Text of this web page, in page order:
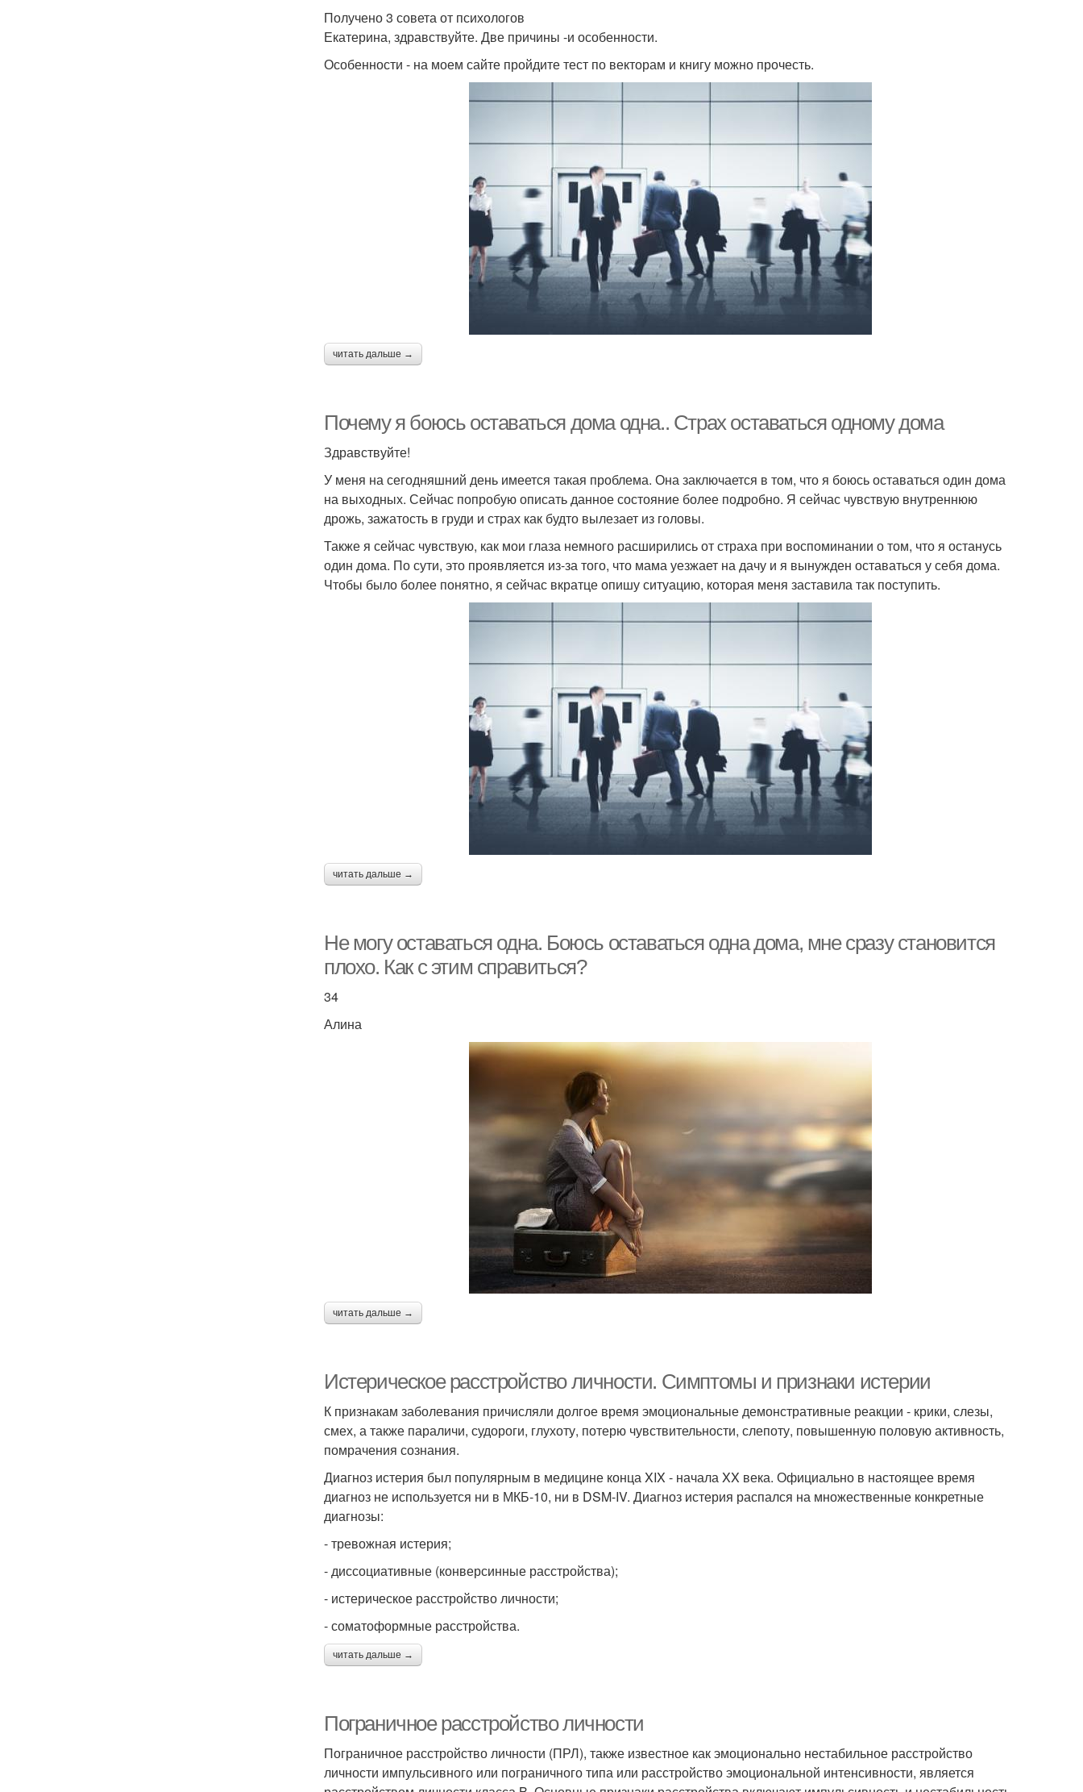
Получено 3 совета от психологов
Екатерина, здравствуйте. Две причины -и особенности.
Особенности - на моем сайте пройдите тест по векторам и книгу можно прочесть.
читать дальше →
Почему я боюсь оставаться дома одна.. Страх оставаться одному дома
Здравствуйте!
У меня на сегодняшний день имеется такая проблема. Она заключается в том, что я боюсь оставаться один дома
на выходных. Сейчас попробую описать данное состояние более подробно. Я сейчас чувствую внутреннюю
дрожь, зажатость в груди и страх как будто вылезает из головы.
Также я сейчас чувствую, как мои глаза немного расширились от страха при воспоминании о том, что я останусь
один дома. По сути, это проявляется из-за того, что мама уезжает на дачу и я вынужден оставаться у себя дома.
Чтобы было более понятно, я сейчас вкратце опишу ситуацию, которая меня заставила так поступить.
читать дальше →
Не могу оставаться одна. Боюсь оставаться одна дома, мне сразу становится
плохо. Как с этим справиться?
34
Алина
читать дальше →
Истерическое расстройство личности. Симптомы и признаки истерии
К признакам заболевания причисляли долгое время эмоциональные демонстративные реакции - крики, слезы,
смех, а также параличи, судороги, глухоту, потерю чувствительности, слепоту, повышенную половую активность,
помрачения сознания.
Диагноз истерия был популярным в медицине конца XIX - начала XX века. Официально в настоящее время
диагноз не используется ни в МКБ-10, ни в DSM-IV. Диагноз истерия распался на множественные конкретные
диагнозы:
- тревожная истерия;
- диссоциативные (конверсинные расстройства);
- истерическое расстройство личности;
- соматоформные расстройства.
читать дальше →
Пограничное расстройство личности
Пограничное расстройство личности (ПРЛ), также известное как эмоционально нестабильное расстройство
личности импульсивного или пограничного типа или расстройство эмоциональной интенсивности, является